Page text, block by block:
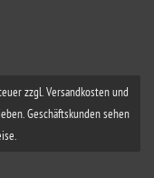
zzgl. Versandkosten und
Geschäftskunden sehen